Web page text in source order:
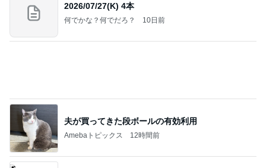
2026/07/27(K) 4本
何でかな？何でだろ？ 10日前
夫が買ってきた段ボールの有効利用
Amebaトピックス 12時間前